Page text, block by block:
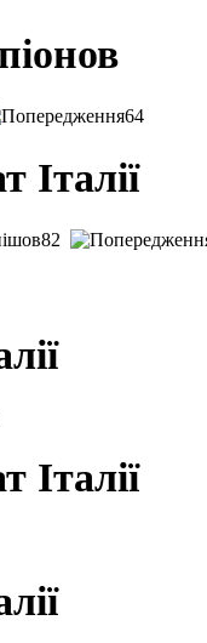
64
Італії
82
Італії